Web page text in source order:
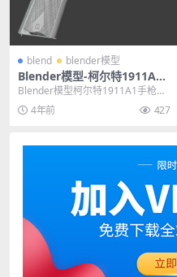
blend blender模型
Blender模型-柯尔特1911A1
模型武器3D模型素材
Blender模型柯尔特1911A1手枪模
型武器3D模型素材 其他推荐: Ble...
4年前 427